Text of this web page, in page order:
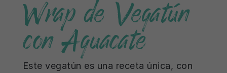
Wrap de Vegatún
con Aguacate
Este vegatún es una receta única, con